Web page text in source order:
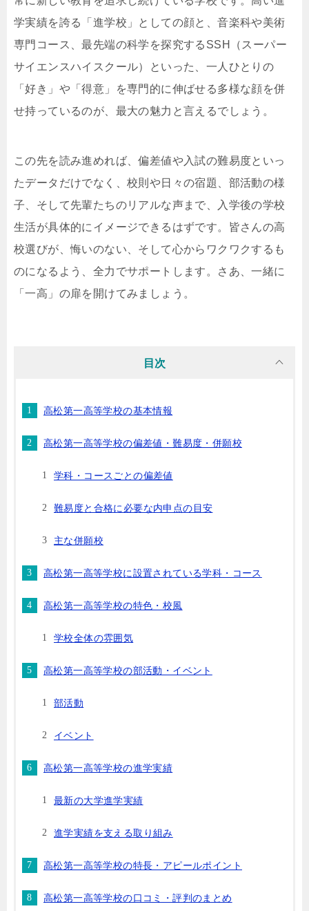
学実績を誇る「進学校」としての顔と、音楽科や美術
専門コース、最先端の科学を探究するSSH（スーパー
サイエンスハイスクール）といった、一人ひとりの
「好き」や「得意」を専門的に伸ばせる多様な顔を併
せ持っているのが、最大の魅力と言えるでしょう。
この先を読み進めれば、偏差値や入試の難易度といっ
たデータだけでなく、校則や日々の宿題、部活動の様
子、そして先輩たちのリアルな声まで、入学後の学校
生活が具体的にイメージできるはずです。皆さんの高
校選びが、悔いのない、そして心からワクワクするも
のになるよう、全力でサポートします。さあ、一緒に
「一高」の扉を開けてみましょう。
目次
高松第一高等学校の基本情報
高松第一高等学校の偏差値・難易度・併願校
学科・コースごとの偏差値
難易度と合格に必要な内申点の目安
主な併願校
高松第一高等学校に設置されている学科・コース
高松第一高等学校の特色・校風
学校全体の雰囲気
高松第一高等学校の部活動・イベント
部活動
イベント
高松第一高等学校の進学実績
最新の大学進学実績
進学実績を支える取り組み
高松第一高等学校の特長・アピールポイント
高松第一高等学校の口コミ・評判のまとめ